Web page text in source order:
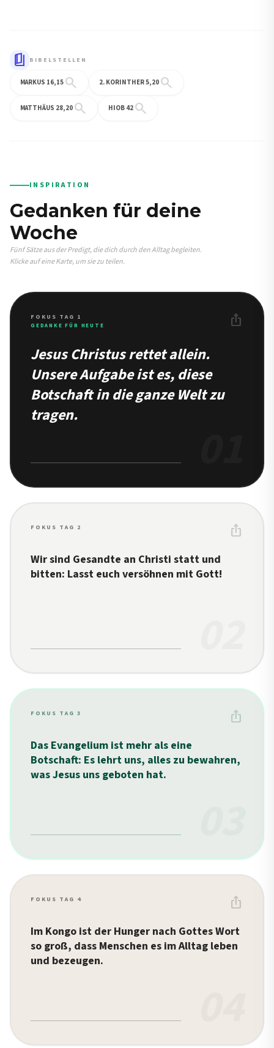
book_5 BIBELSTELLEN
MARKUS 16,15 search 2. KORINTHER 5,20 search
MATTHÄUS 28,20 search HIOB 42 search
INSPIRATION
Gedanken für deine
Woche
Fünf Sätze aus der Predigt, die dich durch den Alltag begleiten.
Klicke auf eine Karte, um sie zu teilen.
FOKUS TAG 1
GEDANKE FÜR HEUTE ios_share
Jesus Christus rettet allein.
Unsere Aufgabe ist es, diese
Botschaft in die ganze Welt zu
tragen.
FOKUS TAG 2 ios_share
Wir sind Gesandte an Christi statt und
bitten: Lasst euch versöhnen mit Gott!
FOKUS TAG 3 ios_share
Das Evangelium ist mehr als eine
Botschaft: Es lehrt uns, alles zu bewahren,
was Jesus uns geboten hat.
FOKUS TAG 4 ios_share
Im Kongo ist der Hunger nach Gottes Wort
so groß, dass Menschen es im Alltag leben
und bezeugen.